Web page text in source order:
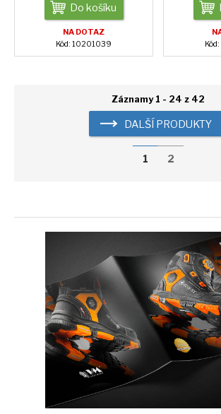
Do košíku
NA DOTAZ
Kód: 10201039
Záznamy 1 - 24 z 42
DALŠÍ PRODUKTY
1 2